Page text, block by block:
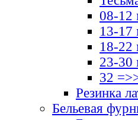
08-12
13-17
18-22
23-30
32
Резинка
Бельевая